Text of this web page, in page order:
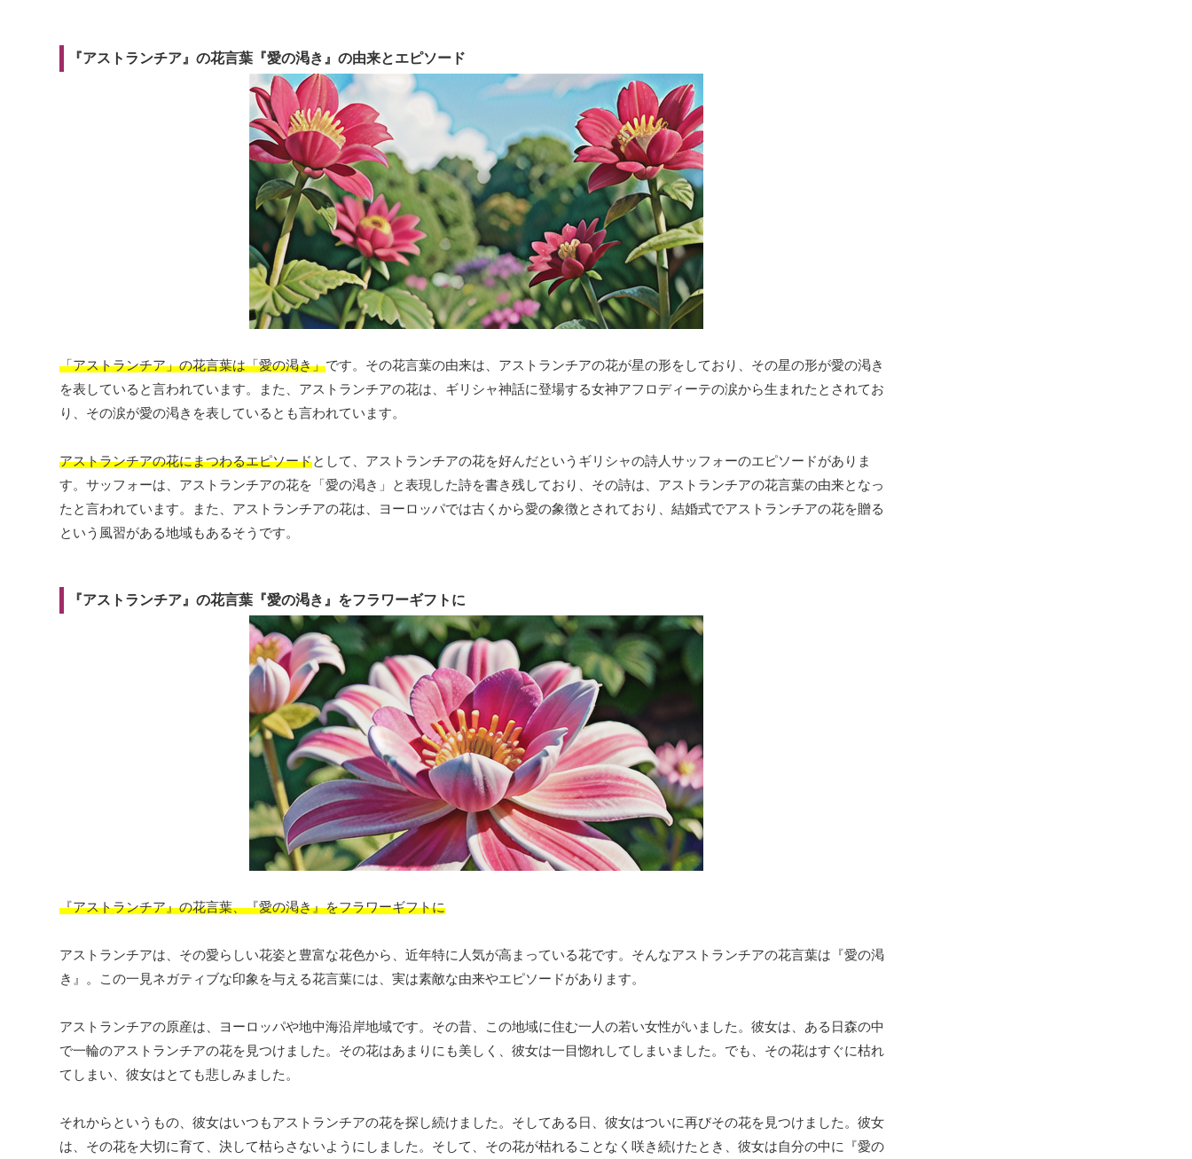
『アストランチア』の花言葉『愛の渇き』の由来とエピソード
「アストランチア」の花言葉は「愛の渇き」です。その花言葉の由来は、アストランチアの花が星の形をしており、その星の形が愛の渇き
を表していると言われています。また、アストランチアの花は、ギリシャ神話に登場する女神アフロディーテの涙から生まれたとされてお
り、その涙が愛の渇きを表しているとも言われています。
アストランチアの花にまつわるエピソードとして、アストランチアの花を好んだというギリシャの詩人サッフォーのエピソードがありま
す。サッフォーは、アストランチアの花を「愛の渇き」と表現した詩を書き残しており、その詩は、アストランチアの花言葉の由来となっ
たと言われています。また、アストランチアの花は、ヨーロッパでは古くから愛の象徴とされており、結婚式でアストランチアの花を贈る
という風習がある地域もあるそうです。
『アストランチア』の花言葉『愛の渇き』をフラワーギフトに
『アストランチア』の花言葉、『愛の渇き』をフラワーギフトに
アストランチアは、その愛らしい花姿と豊富な花色から、近年特に人気が高まっている花です。そんなアストランチアの花言葉は『愛の渇
き』。この一見ネガティブな印象を与える花言葉には、実は素敵な由来やエピソードがあります。
アストランチアの原産は、ヨーロッパや地中海沿岸地域です。その昔、この地域に住む一人の若い女性がいました。彼女は、ある日森の中
で一輪のアストランチアの花を見つけました。その花はあまりにも美しく、彼女は一目惚れしてしまいました。でも、その花はすぐに枯れ
てしまい、彼女はとても悲しみました。
それからというもの、彼女はいつもアストランチアの花を探し続けました。そしてある日、彼女はついに再びその花を見つけました。彼女
は、その花を大切に育て、決して枯らさないようにしました。そして、その花が枯れることなく咲き続けたとき、彼女は自分の中に『愛の